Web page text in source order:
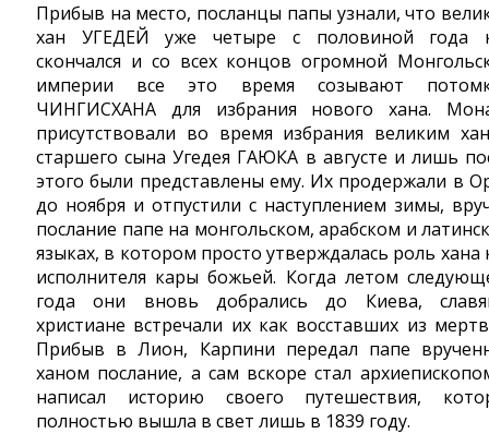
Прибыв на место, посланцы папы узнали, что
хан УГЕДЕЙ уже четыре с половиной года
скончался и со всех концов огромной
империи все это время созывают
ЧИНГИСХАНА для избрания нового хана.
присутствовали во время избрания великим
старшего сына Угедея ГАЮКА в августе и лишь
этого были представлены ему. Их продержали в
до ноября и отпустили с наступлением зимы,
послание папе на монгольском, арабском и
языках, в котором просто утверждалась роль хана
исполнителя кары божьей. Когда летом
года они вновь добрались до Киева,
христиане встречали их как восставших из
Прибыв в Лион, Карпини передал папе
ханом послание, а сам вскоре стал
написал историю своего путешествия,
полностью вышла в свет лишь в 1839 году.